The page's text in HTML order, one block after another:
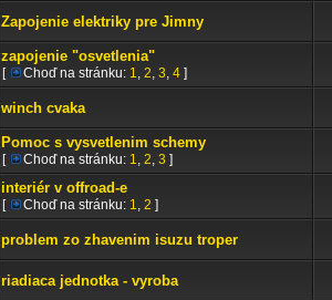
Zapojenie elektriky pre Jimny
zapojenie "osvetlenia"
[ Choď na stránku: 1, 2, 3, 4 ]
winch cvaka
Pomoc s vysvetlenim schemy
[ Choď na stránku: 1, 2, 3 ]
interiér v offroad-e
[ Choď na stránku: 1, 2 ]
problem zo zhavenim isuzu troper
riadiaca jednotka - vyroba